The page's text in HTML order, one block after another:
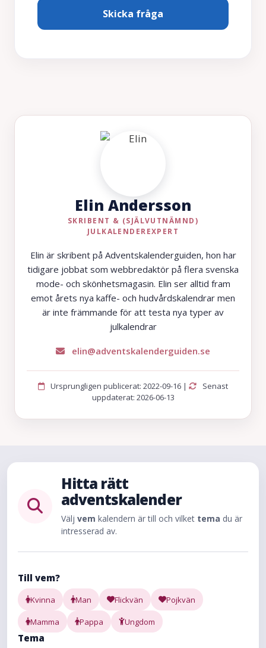
Elin Andersson
SKRIBENT & (SJÄLVUTNÄMND)
JULKALENDEREXPERT
Elin är skribent på Adventskalenderguiden, hon har
tidigare jobbat som webbredaktör på flera svenska
mode- och skönhetsmagasin. Elin ser alltid fram
emot årets nya kaffe- och hudvårdskalendrar men
är inte främmande för att testa nya typer av
julkalendrar
elin@adventskalenderguiden.se
Ursprungligen publicerat: 2022-09-16 |
Senast
uppdaterat: 2026-06-13
Hitta rätt
adventskalender
Välj vem kalendern är till och vilket tema du är
intresserad av.
Till vem?
Kvinna Man Flickvän Pojkvän
Mamma Pappa Ungdom
Tema